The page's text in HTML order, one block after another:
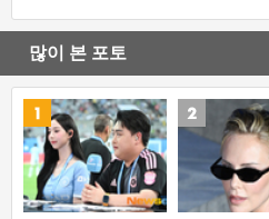
많이 본 포토